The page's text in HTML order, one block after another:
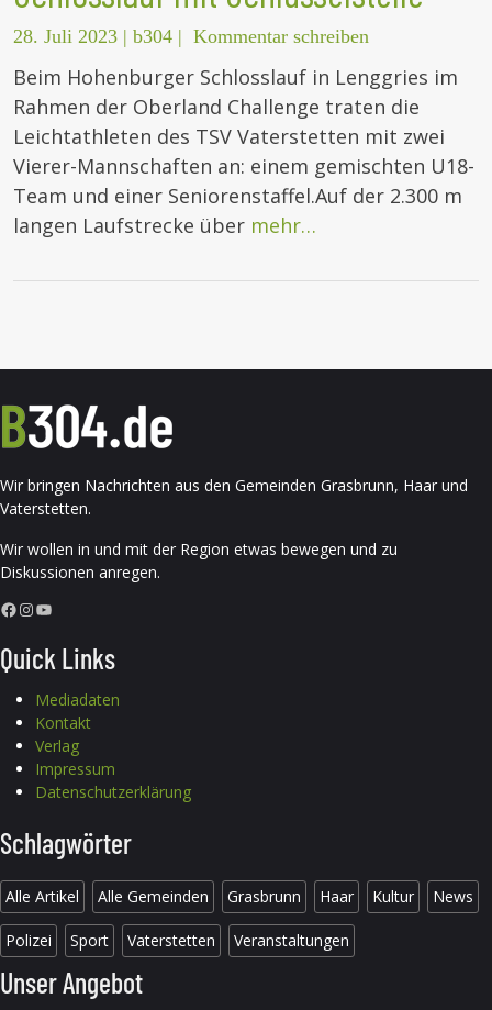
28. Juli 2023 | b304 | Kommentar schreiben
Beim Hohenburger Schlosslauf in Lenggries im
Rahmen der Oberland Challenge traten die
Leichtathleten des TSV Vaterstetten mit zwei
Vierer-Mannschaften an: einem gemischten U18-
Team und einer Seniorenstaffel.Auf der 2.300 m
langen Laufstrecke über mehr…
Wir bringen Nachrichten aus den Gemeinden Grasbrunn, Haar und
Vaterstetten.
Wir wollen in und mit der Region etwas bewegen und zu
Diskussionen anregen.
Facebook InstagramYouTube
Quick Links
Mediadaten
Kontakt
Verlag
Impressum
Datenschutzerklärung
Schlagwörter
Alle Artikel Alle Gemeinden Grasbrunn Haar Kultur News
Polizei Sport Vaterstetten Veranstaltungen
Unser Angebot